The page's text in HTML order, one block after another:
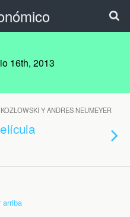
16th, 2013
Y ANDRES NEUMEYER
arriba